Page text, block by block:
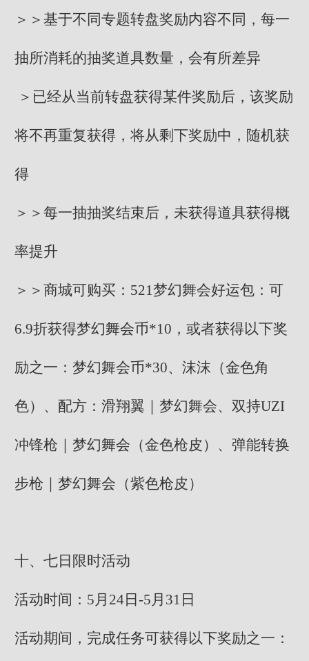
＞＞基于不同专题转盘奖励内容不同，每一
抽所消耗的抽奖道具数量，会有所差异
＞已经从当前转盘获得某件奖励后，该奖励
将不再重复获得，将从剩下奖励中，随机获
得
＞＞每一抽抽奖结束后，未获得道具获得概
率提升
＞＞商城可购买：521梦幻舞会好运包：可
6.9折获得梦幻舞会币*10，或者获得以下奖
励之一：梦幻舞会币*30、沫沫（金色角
色）、配方：滑翔翼｜梦幻舞会、双持UZI
冲锋枪｜梦幻舞会（金色枪皮）、弹能转换
步枪｜梦幻舞会（紫色枪皮）
十、七日限时活动
活动时间：5月24日-5月31日
活动期间，完成任务可获得以下奖励之一：